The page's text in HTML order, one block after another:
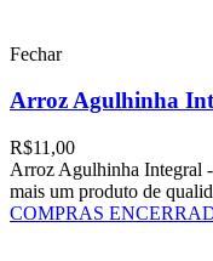
Fechar
Arroz Agulhinha
R$11,00
Arroz Agulhinha Integral
mais um produto de
COMPRAS